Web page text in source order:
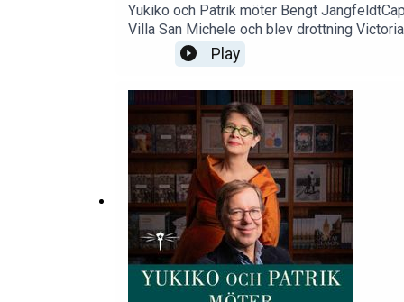
Yukiko och Patrik möter Bengt
Villa San Michele och blev drottning
klippor. I det här avsnittet möter vi Bengt
Stories serie ”Yukiko och Patrik möter”,
tankar eller synpunkter? Hör gärna av dig
Play